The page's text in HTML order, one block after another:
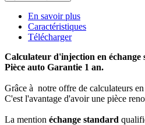
En savoir plus
Caractéristiques
Télécharger
Calculateur d'injection en échange
Pièce auto Garantie 1 an.
Grâce à notre offre de calculateurs
C'est l'avantage d'avoir une pièce
La mention échange standard